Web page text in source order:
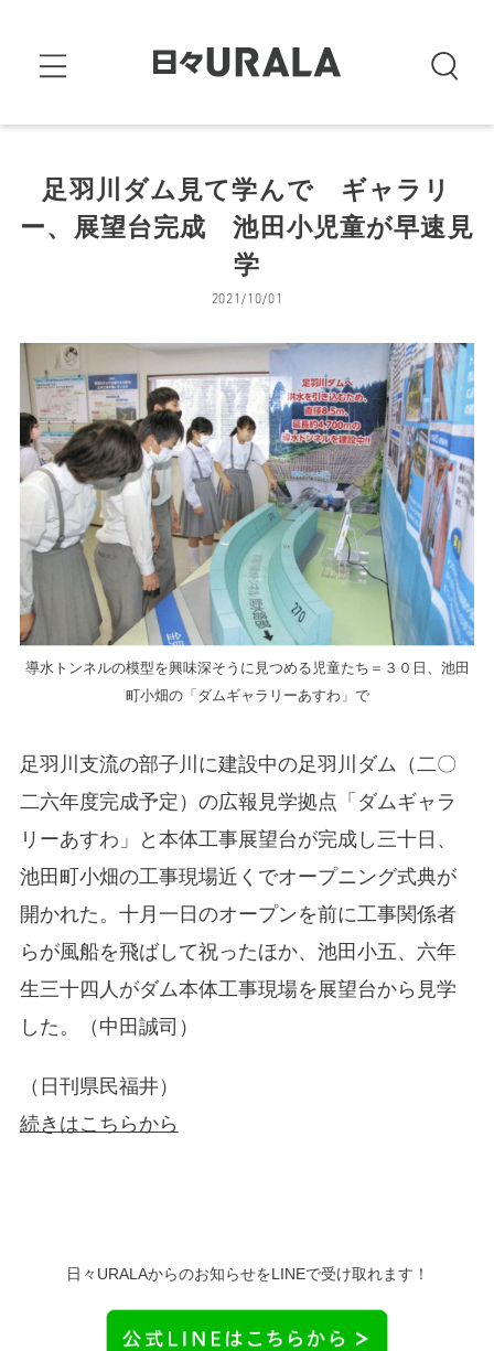
足羽川ダム見て学んで ギャラリ
ー、展望台完成 池田小児童が早速見
学
2021/10/01
導水トンネルの模型を興味深そうに見つめる児童たち＝３０日、池田
町小畑の「ダムギャラリーあすわ」で
足羽川支流の部子川に建設中の足羽川ダム（二〇
二六年度完成予定）の広報見学拠点「ダムギャラ
リーあすわ」と本体工事展望台が完成し三十日、
池田町小畑の工事現場近くでオープニング式典が
開かれた。十月一日のオープンを前に工事関係者
らが風船を飛ばして祝ったほか、池田小五、六年
生三十四人がダム本体工事現場を展望台から見学
した。（中田誠司）
（日刊県民福井）
続きはこちらから
日々URALAからのお知らせをLINEで受け取れます！